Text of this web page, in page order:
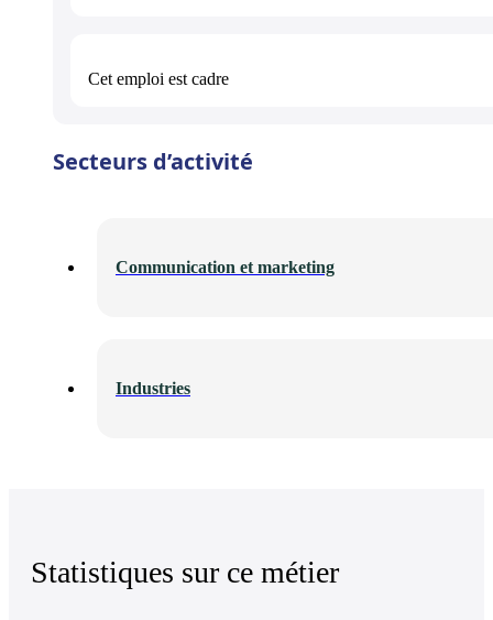
Cet emploi estcadre
Secteurs d’activité
Communication et marketing
Industries
Statistiques sur ce métier